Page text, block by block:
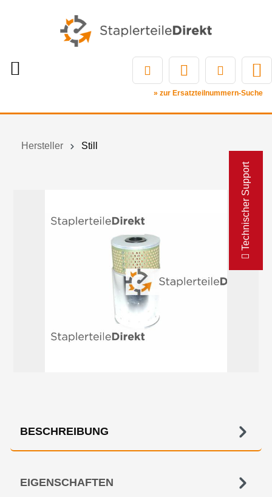
Technischer Support
» zur Ersatzteilnummern-Suche
Hersteller Still
BESCHREIBUNG
EIGENSCHAFTEN